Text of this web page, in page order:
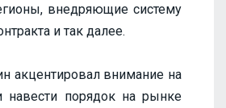
внедряющие систему
и так далее.
акцентировал внимание на
навести порядок на рынке